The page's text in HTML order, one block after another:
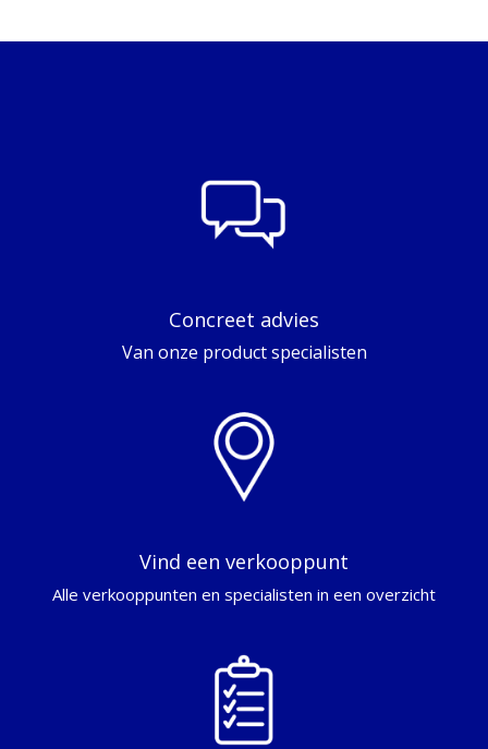
Concreet advies
Van onze product specialisten
Vind een verkooppunt
Alle verkooppunten en specialisten in een overzicht